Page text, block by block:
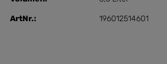
ArtNr.: 196012514601